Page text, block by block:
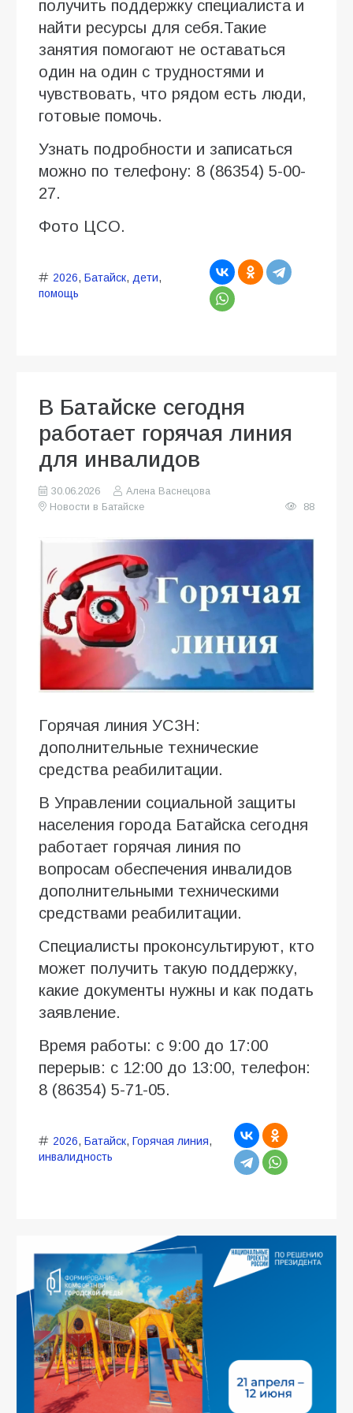
получить поддержку специалиста и
найти ресурсы для себя.Такие
занятия помогают не оставаться
один на один с трудностями и
чувствовать, что рядом есть люди,
готовые помочь.
Узнать подробности и записаться
можно по телефону: 8 (86354) 5-00-
27.
Фото ЦСО.
2026, Батайск, дети,
помощь
В Батайске сегодня
работает горячая линия
для инвалидов
30.06.2026
Алена Васнецова
Новости в Батайске
88
Горячая линия УСЗН:
дополнительные технические
средства реабилитации.
В Управлении социальной защиты
населения города Батайска сегодня
работает горячая линия по
вопросам обеспечения инвалидов
дополнительными техническими
средствами реабилитации.
Специалисты проконсультируют, кто
может получить такую поддержку,
какие документы нужны и как подать
заявление.
Время работы: с 9:00 до 17:00
перерыв: с 12:00 до 13:00, телефон:
8 (86354) 5-71-05.
2026, Батайск, Горячая линия,
инвалидность